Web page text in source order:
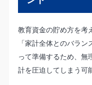
教育資金の貯め方を考
「家計全体とのバラ
って準備するため、無
計を圧迫してしまう可